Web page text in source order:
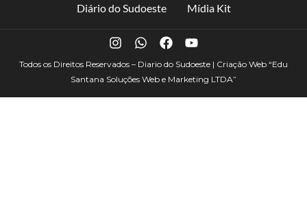
Diário do Sudoeste Mídia Kit
Todos os Direitos Reservados – Diario do Sudoeste | Criação Web “Edu
Santana Soluções Web e Marketing LTDA”